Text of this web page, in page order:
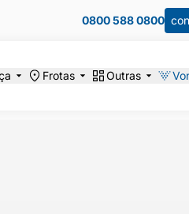
0800 588 0800
Frotas Outras